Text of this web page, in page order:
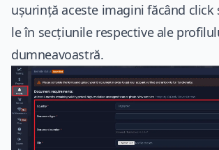
ușurință aceste imagini făcând click
le în secțiunile respective ale
dumneavoastră.